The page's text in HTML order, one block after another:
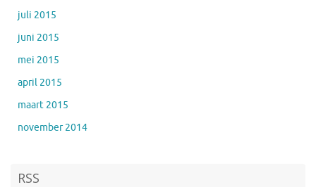
juli 2015
juni 2015
mei 2015
april 2015
maart 2015
november 2014
RSS